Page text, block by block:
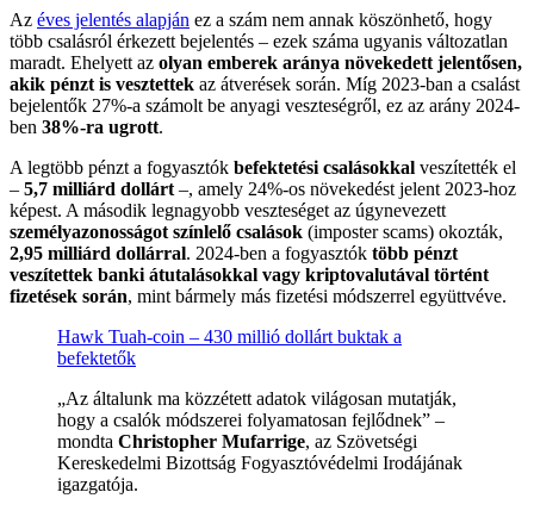
Az éves jelentés alapján ez a szám nem annak köszönhető, hogy
több csalásról érkezett bejelentés – ezek száma ugyanis változatlan
maradt. Ehelyett az olyan emberek aránya növekedett jelentősen,
akik pénzt is vesztettek az átverések során. Míg 2023-ban a csalást
bejelentők 27%-a számolt be anyagi veszteségről, ez az arány 2024-
ben 38%-ra ugrott.
A legtöbb pénzt a fogyasztók befektetési csalásokkal veszítették el
– 5,7 milliárd dollárt–, amely 24%-os növekedést jelent 2023-hoz
képest. A második legnagyobb veszteséget az úgynevezett
személyazonosságot színlelő csalások (imposter scams) okozták,
2,95 milliárd dollárral. 2024-ben a fogyasztók több pénzt
veszítettek banki átutalásokkal vagy kriptovalutával történt
fizetések során, mint bármely más fizetési módszerrel együttvéve.
Hawk Tuah-coin – 430 millió dollárt buktak a
befektetők
„Az általunk ma közzétett adatok világosan mutatják,
hogy a csalók módszerei folyamatosan fejlődnek” –
mondta Christopher Mufarrige, az Szövetségi
Kereskedelmi Bizottság Fogyasztóvédelmi Irodájának
igazgatója.